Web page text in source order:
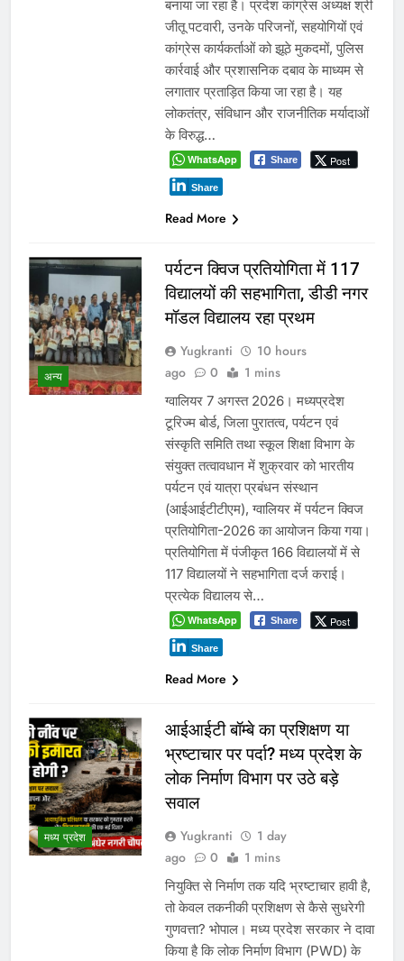
बनाया जा रहा है। प्रदेश कांग्रेस अध्यक्ष श्री
जीतू पटवारी, उनके परिजनों, सहयोगियों एवं
कांग्रेस कार्यकर्ताओं को झूठे मुकदमों, पुलिस
कार्रवाई और प्रशासनिक दबाव के माध्यम से
लगातार प्रताड़ित किया जा रहा है। यह
लोकतंत्र, संविधान और राजनीतिक मर्यादाओं
के विरुद्ध…
WhatsApp Share Post
Share
Read More
अन्य
पर्यटन क्विज प्रतियोगिता में 117
विद्यालयों की सहभागिता, डीडी नगर
मॉडल विद्यालय रहा प्रथम
Yugkranti
10 hours
ago
0 1 mins
ग्वालियर 7 अगस्त 2026। मध्यप्रदेश
टूरिज्म बोर्ड, जिला पुरातत्व, पर्यटन एवं
संस्कृति समिति तथा स्कूल शिक्षा विभाग के
संयुक्त तत्वावधान में शुक्रवार को भारतीय
पर्यटन एवं यात्रा प्रबंधन संस्थान
(आईआईटीटीएम), ग्वालियर में पर्यटन क्विज
प्रतियोगिता-2026 का आयोजन किया गया।
प्रतियोगिता में पंजीकृत 166 विद्यालयों में से
117 विद्यालयों ने सहभागिता दर्ज कराई।
प्रत्येक विद्यालय से…
WhatsApp Share Post
Share
Read More
मध्य प्रदेश
आईआईटी बॉम्बे का प्रशिक्षण या
भ्रष्टाचार पर पर्दा? मध्य प्रदेश के
लोक निर्माण विभाग पर उठे बड़े
सवाल
Yugkranti
1 day
ago
0 1 mins
नियुक्ति से निर्माण तक यदि भ्रष्टाचार हावी है,
तो केवल तकनीकी प्रशिक्षण से कैसे सुधरेगी
गुणवत्ता? भोपाल। मध्य प्रदेश सरकार ने दावा
किया है कि लोक निर्माण विभाग (PWD) के